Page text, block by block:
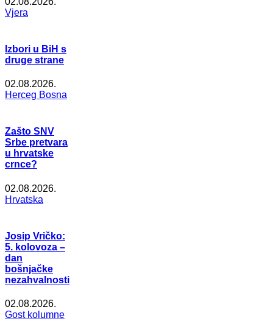
Vjera
Izbori u BiH s
druge strane
02.08.2026.
Herceg Bosna
Zašto SNV
Srbe pretvara
u hrvatske
crnce?
02.08.2026.
Hrvatska
Josip Vričko:
5. kolovoza –
dan
bošnjačke
nezahvalnosti
02.08.2026.
Gost kolumne